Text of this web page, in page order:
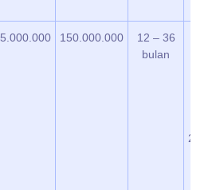
5.000.000 150.000.000
12 – 36
bulan